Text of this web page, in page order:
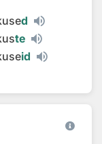
d
te
id